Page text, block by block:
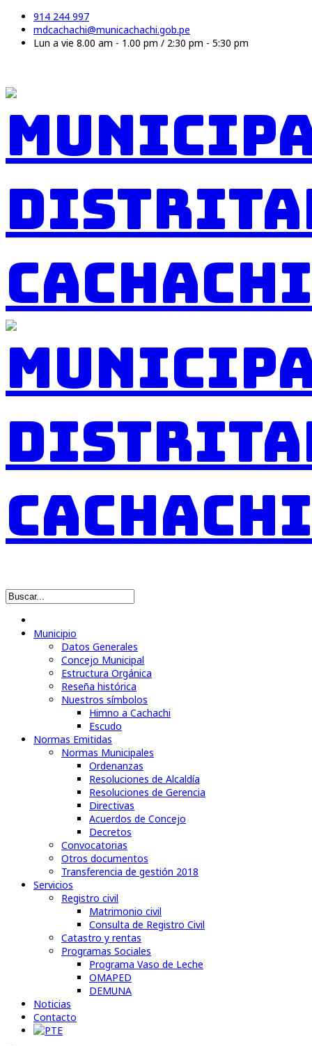
914 244 997
mdcachachi@municachachi.gob.pe
Lun a vie 8.00 am - 1.00 pm / 2:30 pm - 5:30 pm
Municipio
Datos Generales
Concejo Municipal
Estructura Orgánica
Reseña histórica
Nuestros símbolos
Himno a Cachachi
Escudo
Normas Emitidas
Normas Municipales
Ordenanzas
Resoluciones de Alcaldía
Resoluciones de Gerencia
Directivas
Acuerdos de Concejo
Decretos
Convocatorias
Otros documentos
Transferencia de gestión 2018
Servicios
Registro civil
Matrimonio civil
Consulta de Registro Civil
Catastro y rentas
Programas Sociales
Programa Vaso de Leche
OMAPED
DEMUNA
Noticias
Contacto